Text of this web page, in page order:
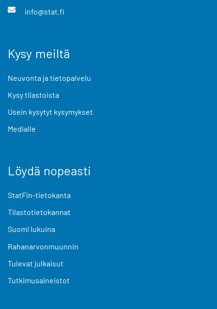
info@stat.fi
Kysy meiltä
Neuvonta ja tietopalvelu
Kysy tilastoista
Usein kysytyt kysymykset
Medialle
Löydä nopeasti
StatFin-tietokanta
Tilastotietokannat
Suomi lukuina
Rahanarvonmuunnin
Tulevat julkaisut
Tutkimusaineistot